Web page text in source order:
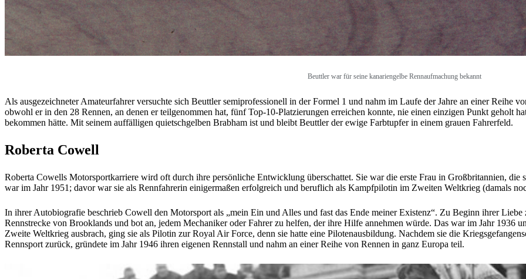
Beuttler war für seine kanariengelbe Rennaufmachung bekannt
Als ausgezeichneter Amateurfahrer versuchte sich Beuttler semiprofessionell in der Formel 1 und nahm im Laufe der Jahre an einer Reihe
obwohl er in den 28 Rennen, an denen er teilgenommen hat, fünf Top-10-Platzierungen erreichen konnte, nie einen einzigen Punkt geholt
bekommen hätte. Mit seinem auffälligen quietschgelben Brabham ist und bleibt Beuttler der ewige Farbtupfer in einem grauen Fahrerfeld.
Roberta Cowell
Roberta Cowells Motorsportkarriere wird oft durch ihre persönliche Entwicklung überschattet. Sie war die erste Frau in Großbritannien, die
war im Jahr 1951; davor war sie als Rennfahrerin einigermaßen erfolgreich und beruflich als Kampfpilotin im Zweiten Weltkrieg (damals
In ihrer Autobiografie beschrieb Cowell den Motorsport als „mein Ein und Alles und fast das Ende meiner Existenz“. Zu Beginn ihrer
Rennstrecke von Brooklands und bot an, jedem Mechaniker oder Fahrer zu helfen, der ihre Hilfe annehmen würde. Das war im Jahr 1936
Zweite Weltkrieg ausbrach, ging sie als Pilotin zur Royal Air Force, denn sie hatte eine Pilotenausbildung. Nachdem sie die
Rennsport zurück, gründete im Jahr 1946 ihren eigenen Rennstall und nahm an einer Reihe von Rennen in ganz Europa teil.